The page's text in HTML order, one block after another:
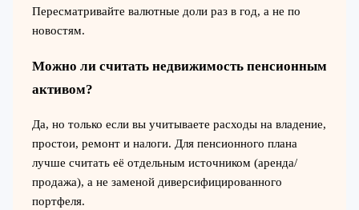
Пересматривайте валютные доли раз в год, а не по
новостям.
Можно ли считать недвижимость пенсионным
активом?
Да, но только если вы учитываете расходы на владение,
простои, ремонт и налоги. Для пенсионного плана
лучше считать её отдельным источником (аренда/
продажа), а не заменой диверсифицированного
портфеля.